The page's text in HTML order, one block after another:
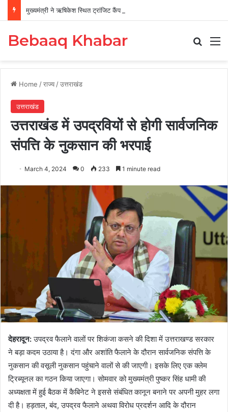
मुख्यमंत्री ने ऋषिकेश स्थित ट्रांजिट कैंप का किया औचक निरीक्षण
Bebaaq Khabar
Home /राज्य /उत्तराखंड
उत्तराखंड
उत्तराखंड में उपद्रवियों से होगी सार्वजनिक
संपत्ति के नुकसान की भरपाई
March 4, 2024 0 233 1 minute read
देहरादून:उपद्रव फैलाने वालों पर शिकंजा कसने की दिशा में उत्तराखण्ड सरकार
ने बड़ा कदम उठाया है। दंगा और अशांति फैलाने के दौरान सार्वजनिक संपत्ति के
नुकसान की वसूली नुकसान पहुंचाने वालों से की जाएगी। इसके लिए एक क्लेम
ट्रिब्यूनल का गठन किया जाएगा। सोमवार को मुख्यमंत्री पुष्कर सिंह धामी की
अध्यक्षता में हुई बैठक में कैबिनेट ने इससे संबंधित कानून बनाने पर अपनी मुहर लगा
दी है। हड़ताल, बंद, उपद्रव फैलाने अथवा विरोध प्रदर्शन आदि के दौरान